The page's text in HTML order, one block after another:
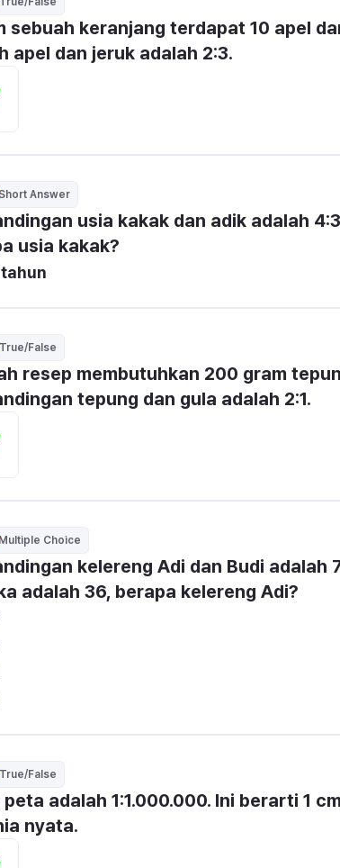
sebuah keranjang terdapat 10 apel
apel dan jeruk adalah 2:3.
Short Answer
usia kakak dan adik adalah
usia kakak?
tahun
True/False
resep membutuhkan 200 gram
tepung dan gula adalah 2:1.
Multiple Choice
kelereng Adi dan Budi adalah
adalah 36, berapa kelereng Adi?
True/False
peta adalah 1:1.000.000. Ini berarti 1
nyata.